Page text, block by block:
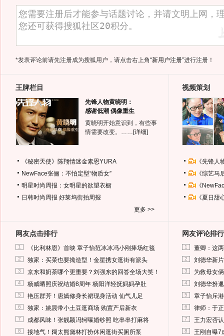
*发表评论前请先注册成为搜狐用户，请点击右上角“新用户注册”进行注册！
王牌栏目
先锋人物黄晓明：
感谢低潮 偶像重生
黄晓明开始意识到，有些事
情需要改变。…… [详细]
《秘密天使》陈翔情迷金素恩YURA
NewFace张俪：不怕定型“物质女”
明星时尚周报：女明星的欲望衣橱
日韩时尚周报 好莱坞街拍周报
更多 >>
视频策划
《先锋
《综艺
《
《夏日
网友点击排行
1 《比利林恩》首映 章子怡范冰冰冯小刚捧场红毯
2 独家：买菜也要拗造型！金星携女逛街有派头
3 京东和奶茶哪个更重要？刘强东的回答全场大笑！
4 杨威晒照庆祝结婚8周年 杨阳洋轻抚妈妈孕肚
5 艳压群芳！唐嫣修身长裙现身活动 仙气儿足
6 独家：姚晨带小土豆逛商场 购置产后新衣
7 成都风味！张靓颖冯轲曝婚纱照 吃串串打麻将
8 接地气！阔太熊黛林打扮休闲逛街买厕所泵
网友评论排行
1 董卿：这
2 刘德华新
3 为救母女
4 刘德华扮
5 章子怡斥
6 律师：于
7 王力宏否
8 王刚自曝7